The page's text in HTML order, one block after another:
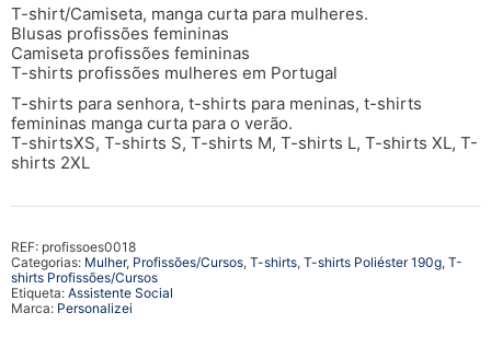
T-shirt/Camiseta, manga curta para mulheres.
Blusas profissões femininas
Camiseta profissões femininas
T-shirts profissões mulheres em Portugal
T-shirts para senhora, t-shirts para meninas, t-shirts
femininas manga curta para o verão.
T-shirtsXS, T-shirts S, T-shirts M, T-shirts L, T-shirts XL, T-
shirts 2XL
REF: profissoes0018
Categorias: Mulher, Profissões/Cursos, T-shirts, T-shirts Poliéster 190g, T-
shirts Profissões/Cursos
Etiqueta: Assistente Social
Marca: Personalizei